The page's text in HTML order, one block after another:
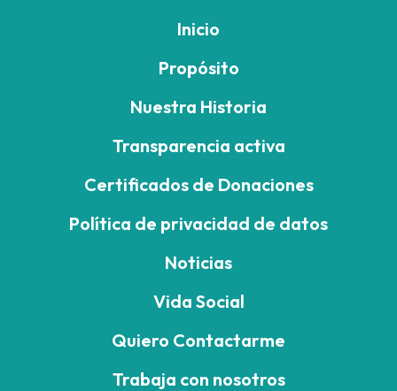
Inicio
Propósito
Nuestra Historia
Transparencia activa
Certificados de Donaciones
Política de privacidad de datos
Noticias
Vida Social
Quiero Contactarme
Trabaja con nosotros